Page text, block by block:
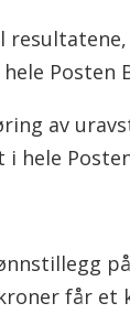
Posten
av
hele
får